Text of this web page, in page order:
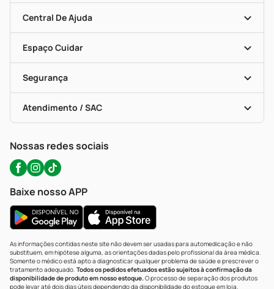
Mapa De Categorias
Blog Da PP
Seja Uma Loja Parceira
Clube PP
Convênios
Programa Popular Do Brasil
Encarte De Ofertas
Dermaclub
Descontos De Laboratório (PBM)
Cupons E Ofertas
Central De Ajuda
Entrega
Recompra Programada
Compras Com Receita
Alomed (tele-Entrega)
Formas De Pagamento
Troca E Devolução
Bulas De A A Z
Políticas De Marketplace
Espaço Cuidar
Vacinas
Serviços Farmacêuticos
Testes Rápidos
Autoteste Covid-19
Segurança
Certificado De Segurança
Portal Da Privacidade
Atendimento / SAC
WhatsApp (47) 9202-1687
Nossas redes sociais
Baixe nosso APP
As informações contidas neste site não devem ser usadas para automedicação e não
substituem, em hipótese alguma, as orientações dadas pelo profissional da área médica.
Somente o médico está apto a diagnosticar qualquer problema de saúde e prescrever o
tratamento adequado. Todos os pedidos efetuados estão sujeitos à confirmação da
disponibilidade de produto em nosso estoque.O processo de separação dos produtos
pode levar até dois dias úteis dependendo da disponibilidade do estoque em loja.